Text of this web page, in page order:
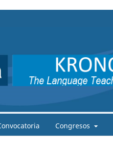
Congresos